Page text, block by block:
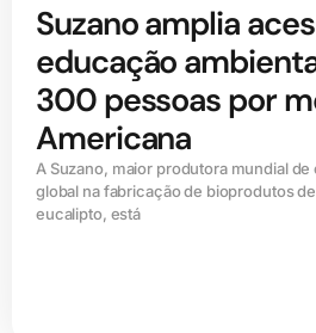
Suzano amplia
educação
300 pessoas por
Americana
A Suzano, maior produtora mundial
global na fabricação de bioprodutos
eucalipto, está